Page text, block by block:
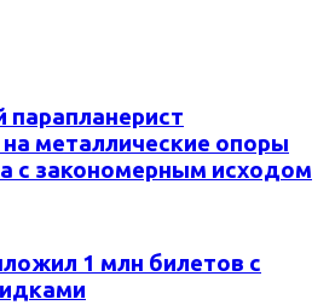
металлические опоры
с закономерным исходом
1 млн билетов с